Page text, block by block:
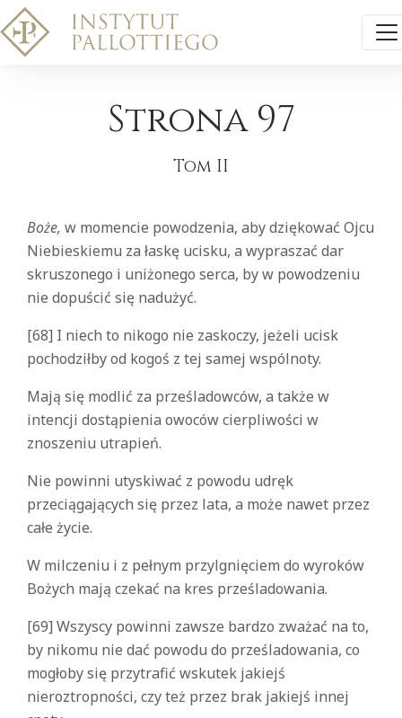
Strona 97
Tom II
Boże, w momencie powodzenia, aby dziękować Ojcu
Niebieskiemu za łaskę ucisku, a wypraszać dar
skruszonego i uniżonego serca, by w powodzeniu
nie dopuścić się nadużyć.
[68] I niech to nikogo nie zaskoczy, jeżeli ucisk
pochodziłby od kogoś z tej samej wspólnoty.
Mają się modlić za prześladowców, a także w
intencji dostąpienia owoców cierpliwości w
znoszeniu utrapień.
Nie powinni utyskiwać z powodu udręk
przeciągających się przez lata, a może nawet przez
całe życie.
W milczeniu i z pełnym przylgnięciem do wyroków
Bożych mają czekać na kres prześladowania.
[69] Wszyscy powinni zawsze bardzo zważać na to,
by nikomu nie dać powodu do prześladowania, co
mogłoby się przytrafić wskutek jakiejś
nieroztropności, czy też przez brak jakiejś innej